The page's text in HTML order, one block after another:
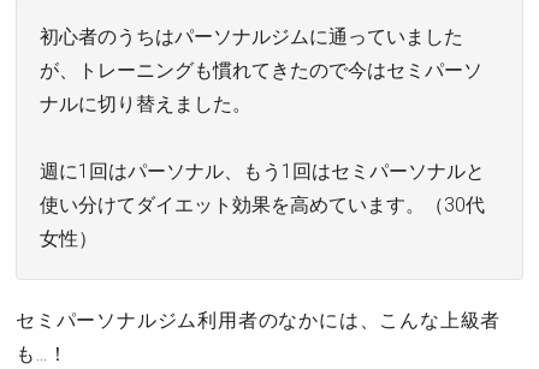
初心者のうちはパーソナルジムに通っていました
が、トレーニングも慣れてきたので今はセミパーソ
ナルに切り替えました。
週に1回はパーソナル、もう1回はセミパーソナルと
使い分けてダイエット効果を高めています。（30代
女性）
セミパーソナルジム利用者のなかには、こんな上級者
も…！